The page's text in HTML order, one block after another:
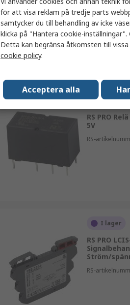
Ström/
Ström/
ac, 10V dc,
RS-
RS PRO
5V
RS-
I lager
RS PRO
Ström/
RS-
för att visa reklam på tredje parts
samtycker du till behandling av icke
klicka på "Hantera cookie-
Detta kan begränsa åtkomsten till
cookie policy.
Acceptera alla